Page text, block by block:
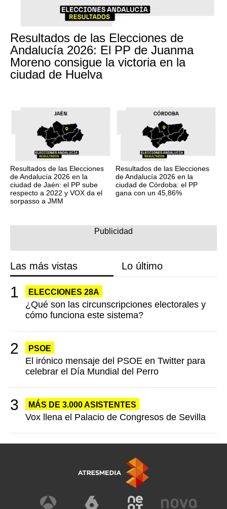
Resultados de las Elecciones de
Andalucía 2026: El PP de Juanma
Moreno consigue la victoria en la
ciudad de Huelva
Resultados de las Elecciones
de Andalucía 2026 en la
ciudad de Jaén: el PP sube
respecto a 2022 y VOX da el
sorpasso a JMM
Resultados de las Elecciones
de Andalucía 2026 en la
ciudad de Córdoba: el PP
gana con un 45,86%
Las más vistas Lo último
ELECCIONES 28A
¿Qué son las circunscripciones electorales y
cómo funciona este sistema?
PSOE
El irónico mensaje del PSOE en Twitter para
celebrar el Día Mundial del Perro
MÁS DE 3.000 ASISTENTES
Vox llena el Palacio de Congresos de Sevilla